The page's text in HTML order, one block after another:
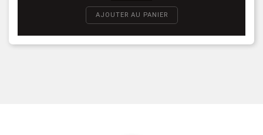
AJOUTER AU PANIER